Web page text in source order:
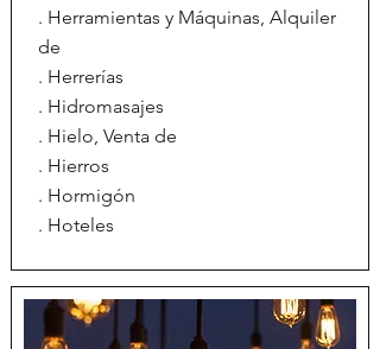
. Herramientas y Máquinas, Alquiler
de
. Herrerías
. Hidromasajes
. Hielo, Venta de
. Hierros
. Hormigón
. Hoteles